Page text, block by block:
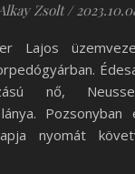
Zsolt /
nő,
nyomát